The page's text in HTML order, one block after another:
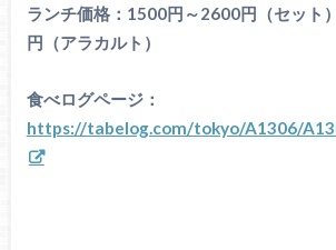
ランチ価格：1500円～2600円（セッ
円（アラカルト）
食べログページ：
https://tabelog.com/tokyo/A1306/